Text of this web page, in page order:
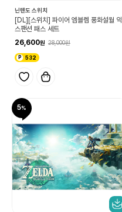
닌텐도 스위치
[DL][스위치] 파이어 엠블렘 풍화설월 익
스팬션 패스 세트
26,600
28,000
532
5